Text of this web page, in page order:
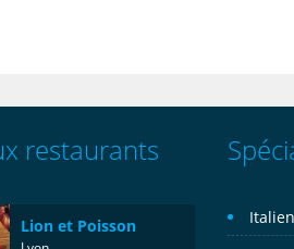
restaurants
Lion et Poisson
Italien